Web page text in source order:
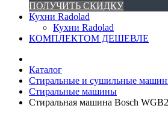
ПОЛУЧИТЬ СКИДКУ
Кухни Radolad
Кухни Radolad
КОМПЛЕКТОМ ДЕШЕВЛЕ
Каталог
Стиральные и сушильные
Стиральные машины
Стиральная машина Bosch